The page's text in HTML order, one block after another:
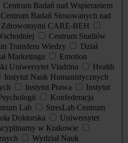
Centrum Badań nad Wspieraniem
Centrum Badań Stosowanych nad
CARE-BEH
Centrum Studiów
Transferu Wiedzy
Dział
Marketingu
Emotion
Uniwersytet Viadrina
Health
Instytut Nauk Humanistycznych
Instytut Prawa
Instytut
Konfederacja
Lab
StresLab Centrum
Doktorska
Uniwersytet
w Krakowie
Wydział Nauk